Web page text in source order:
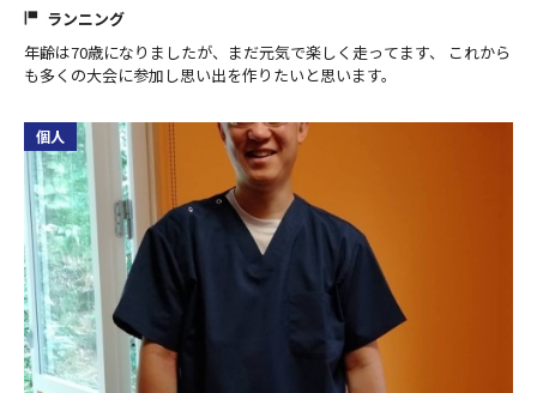
ランニング
年齢は70歳になりましたが、まだ元気で楽しく走ってます、 これから
も多くの大会に参加し思い出を作りたいと思います。
個人